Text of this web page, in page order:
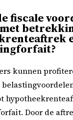
fiscale
kunnen
Door de